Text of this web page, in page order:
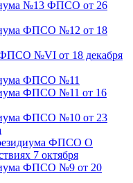
№13 ФПСО от 26
ФПСО №12 от 18
ФПСО №VI от 18 декабря
ФПСО №11
ФПСО №11 от 16
ФПСО №10 от 23
ФПСО О
7 октября
ФПСО №9 от 20